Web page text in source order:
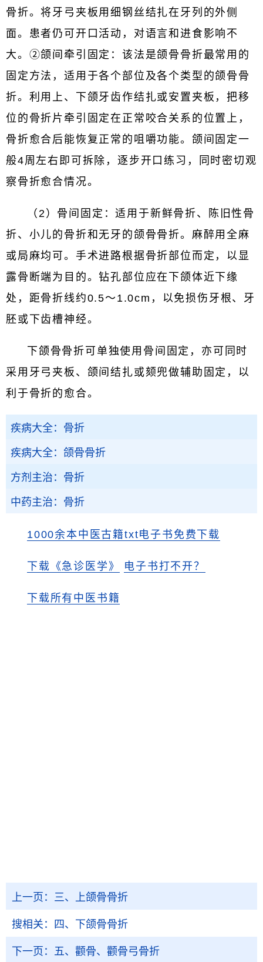
骨折。将牙弓夹板用细钢丝结扎在牙列的外侧
面。患者仍可开口活动，对语言和进食影响不
大。②颌间牵引固定：该法是颌骨骨折最常用的
固定方法，适用于各个部位及各个类型的颌骨骨
折。利用上、下颌牙齿作结扎或安置夹板，把移
位的骨折片牵引固定在正常咬合关系的位置上，
骨折愈合后能恢复正常的咀嚼功能。颌间固定一
般4周左右即可拆除，逐步开口练习，同时密切观
察骨折愈合情况。
（2）骨间固定：适用于新鲜骨折、陈旧性骨
折、小儿的骨折和无牙的颌骨骨折。麻醉用全麻
或局麻均可。手术进路根据骨折部位而定，以显
露骨断端为目的。钻孔部位应在下颌体近下缘
处，距骨折线约0.5～1.0cm，以免损伤牙根、牙
胚或下齿槽神经。
下颌骨骨折可单独使用骨间固定，亦可同时
采用牙弓夹板、颌间结扎或颏兜做辅助固定，以
利于骨折的愈合。
疾病大全：骨折
疾病大全：颌骨骨折
方剂主治：骨折
中药主治：骨折
1000余本中医古籍txt电子书免费下载
下载《急诊医学》 电子书打不开？
下载所有中医书籍
上一页： 三、上颌骨骨折
搜相关： 四、下颌骨骨折
下一页： 五、颧骨、颧骨弓骨折